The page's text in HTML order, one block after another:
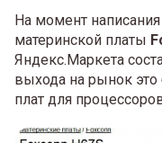
На момент написания
материнской платы
Яндекс.Маркета
выхода на рынок
плат для